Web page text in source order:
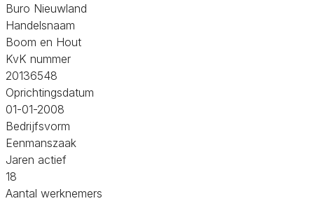
Buro Nieuwland
Handelsnaam
Boom en Hout
KvK nummer
20136548
Oprichtingsdatum
01-01-2008
Bedrijfsvorm
Eenmanszaak
Jaren actief
18
Aantal werknemers